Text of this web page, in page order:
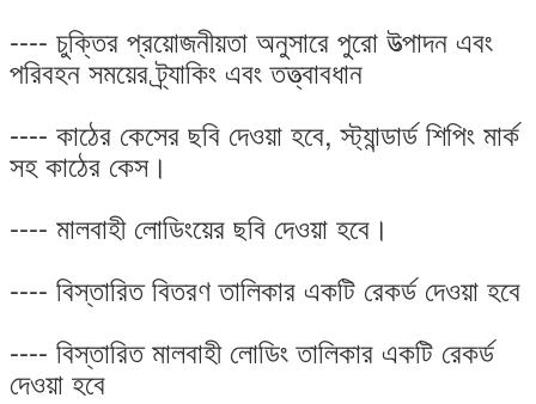
---- চুক্তির প্রয়োজনীয়তা অনুসারে পুরো উত্পাদন এবং
পরিবহন সময়ের ট্র্যাকিং এবং তত্ত্বাবধান
---- কাঠের কেসের ছবি দেওয়া হবে, স্ট্যান্ডার্ড শিপিং মার্ক
সহ কাঠের কেস।
---- মালবাহী লোডিংয়ের ছবি দেওয়া হবে।
---- বিস্তারিত বিতরণ তালিকার একটি রেকর্ড দেওয়া হবে
---- বিস্তারিত মালবাহী লোডিং তালিকার একটি রেকর্ড
দেওয়া হবে